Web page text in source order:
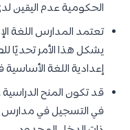
الحكومية عدم اليقين
تعتمد المدارس اللغة
يشكل هذا الأمر تحديًا
إعدادية اللغة الأساسية
قد تكون المنح الدراسية